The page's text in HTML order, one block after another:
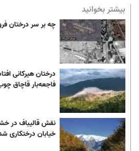
بیشتر بخوانید
چه بر سر درختان
درختان هیرکانی
فاجعه‌بار قاچاق
نقش قالیباف در
خیابان درختکاری